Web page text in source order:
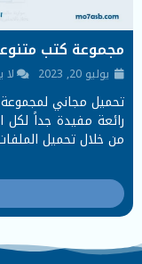
مجموعة كتب
يوليو 20, 2023
تحميل مجاني
رائعة مفيدة جداً
من خلال تحميل